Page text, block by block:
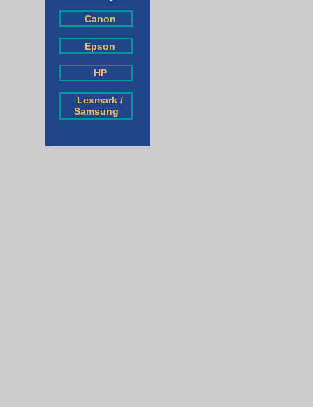
Canon
Epson
HP
Lexmark /
Samsung